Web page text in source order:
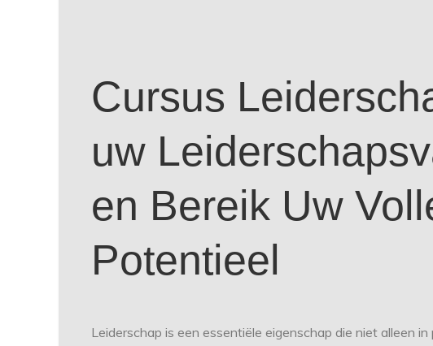
Cursus
uw
en Bereik Uw
Potentieel
Leiderschap is een essentiële eigenschap die niet alleen